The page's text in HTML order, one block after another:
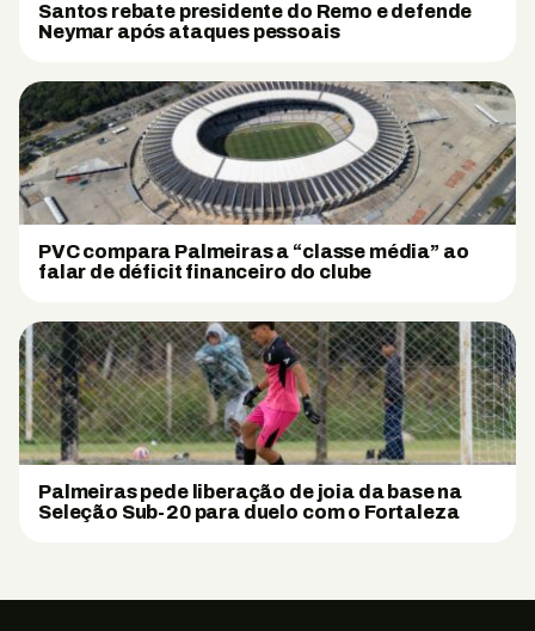
Santos rebate presidente do Remo e defende
Neymar após ataques pessoais
PVC compara Palmeiras a “classe média” ao
falar de déficit financeiro do clube
Palmeiras pede liberação de joia da base na
Seleção Sub-20 para duelo com o Fortaleza